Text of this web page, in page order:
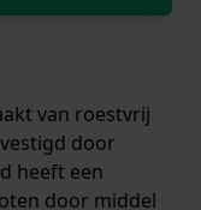
van roestvrij
door
heeft een
door middel